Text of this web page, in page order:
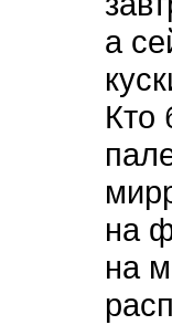
а
Кто
на
на